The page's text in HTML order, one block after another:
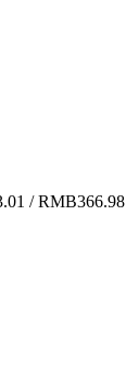
/ RMB366.98